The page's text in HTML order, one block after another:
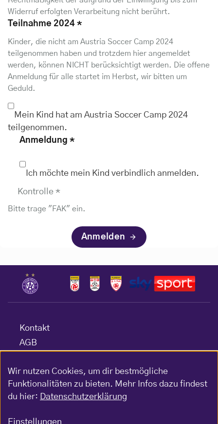
Widerruf erfolgten Verarbeitung nicht berührt.
Teilnahme 2024 *
Kinder, die nicht am Austria Soccer Camp 2024
teilgenommen haben und trotzdem hier angemeldet
werden, können NICHT berücksichtigt werden. Die offene
Anmeldung für alle startet im Herbst, wir bitten um
Geduld.
Mein Kind hat am Austria Soccer Camp 2024
teilgenommen.
Anmeldung *
Ich möchte mein Kind verbindlich anmelden.
Kontrolle *
Bitte trage "FAK" ein.
Anmelden
Kontakt
AGB
Barrierefreiheitserklärung
Impressum
Gewinnspiel-Bedingungen
Wir nutzen Cookies, um dir bestmögliche
Funktionalitäten zu bieten. Mehr Infos dazu findest
du hier: Datenschutzerklärung
Einstellungen